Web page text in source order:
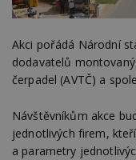
Akci pořádá Národní
dodavatelů
čerpadel (AVTČ) a
Návštěvníkům akce
jednotlivých firem,
a parametry